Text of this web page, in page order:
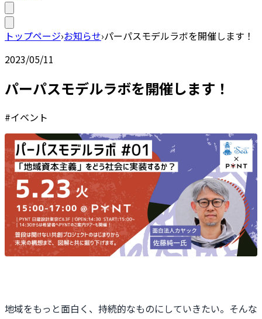
トップページ›お知らせ›パーパスモデルラボを開催します！
2023/05/11
パーパスモデルラボを開催します！
#イベント
地域をもっと面白く、持続的なものにしていきたい。そんな